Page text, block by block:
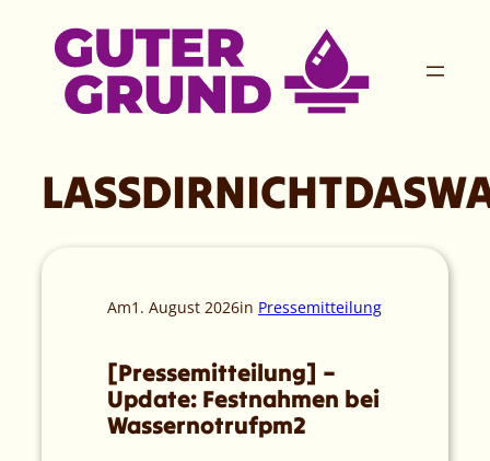
springen
Am1. August 2026in Pressemitteilung
[Pressemitteilung] –
Update: Festnahmen bei
Wassernotrufpm2